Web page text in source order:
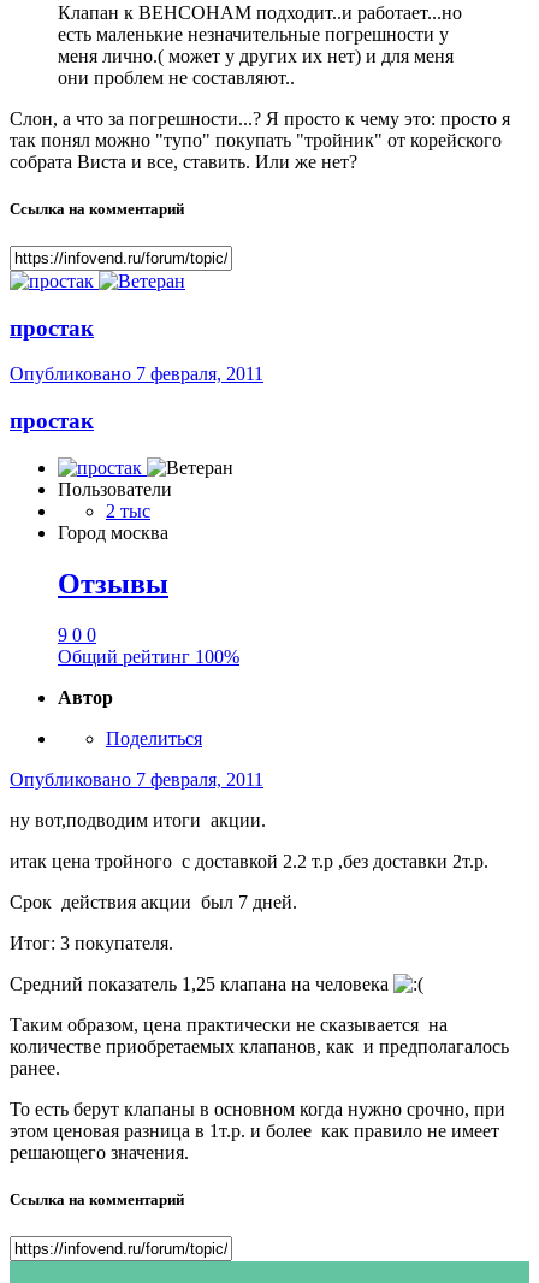
Клапан к ВЕНСОНАМ подходит..и работает...но
есть маленькие незначительные погрешности у
меня лично.( может у других их нет) и для меня
они проблем не составляют..
Слон, а что за погрешности...? Я просто к чему это: просто я
так понял можно "тупо" покупать "тройник" от корейского
собрата Виста и все, ставить. Или же нет?
Ссылка на комментарий
простак
Опубликовано 7 февраля, 2011
простак
Пользователи
2 тыс
Город москва
Отзывы
9 0 0
Общий рейтинг 100%
Автор
Поделиться
Опубликовано 7 февраля, 2011
ну вот,подводим итоги акции.
итак цена тройного с доставкой 2.2 т.р ,без доставки 2т.р.
Срок действия акции был 7 дней.
Итог: 3 покупателя.
Средний показатель 1,25 клапана на человека
Таким образом, цена практически не сказывается на
количестве приобретаемых клапанов, как и предполагалось
ранее.
То есть берут клапаны в основном когда нужно срочно, при
этом ценовая разница в 1т.р. и более как правило не имеет
решающего значения.
Ссылка на комментарий